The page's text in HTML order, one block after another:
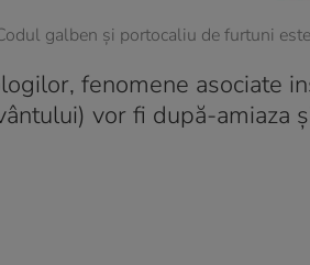
galben şi portocaliu de furtuni
fenomene asociate
vor fi după-amiaza